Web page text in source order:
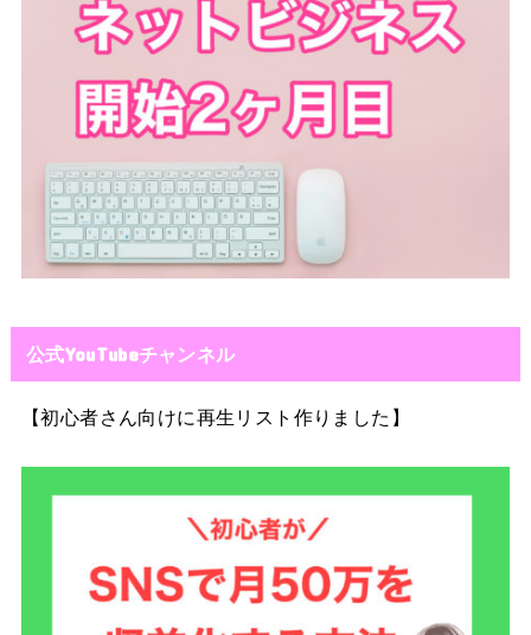
公式YouTubeチャンネル
【初心者さん向けに再生リスト作りました】